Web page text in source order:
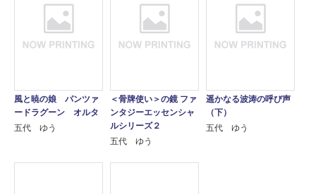
風と暁の娘 パンツァ
ードラグーン オルタ
五代 ゆう
＜骨牌使い＞の鏡 ファ
ンタジーエッセンシャ
ルシリーズ２
五代 ゆう
遥かなる波涛の呼び声
（下）
五代 ゆう